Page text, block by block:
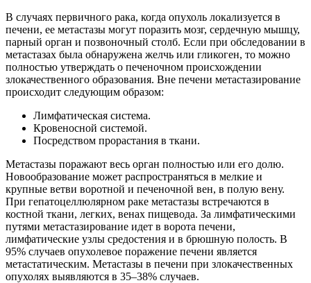
В случаях первичного рака, когда опухоль локализуется в
печени, ее метастазы могут поразить мозг, сердечную мышцу,
парный орган и позвоночный столб. Если при обследовании в
метастазах была обнаружена желчь или гликоген, то можно
полностью утверждать о печеночном происхождении
злокачественного образования. Вне печени метастазирование
происходит следующим образом:
Лимфатическая система.
Кровеносной системой.
Посредством прорастания в ткани.
Метастазы поражают весь орган полностью или его долю.
Новообразование может распространяться в мелкие и
крупные ветви воротной и печеночной вен, в полую вену.
При гепатоцеллюлярном раке метастазы встречаются в
костной ткани, легких, венах пищевода. За лимфатическими
путями метастазирование идет в ворота печени,
лимфатические узлы средостения и в брюшную полость. В
95% случаев опухолевое поражение печени является
метастатическим. Метастазы в печени при злокачественных
опухолях выявляются в 35–38% случаев.